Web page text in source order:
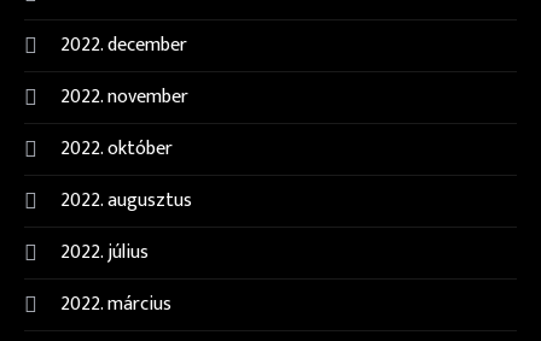
2022. december
2022. november
2022. október
2022. augusztus
2022. július
2022. március